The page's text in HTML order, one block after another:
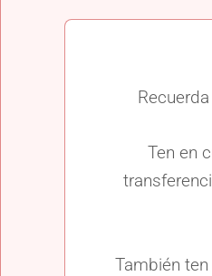
Ten en
También